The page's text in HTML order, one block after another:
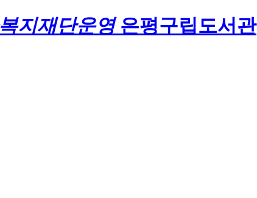
지재단운영은평구립도서관